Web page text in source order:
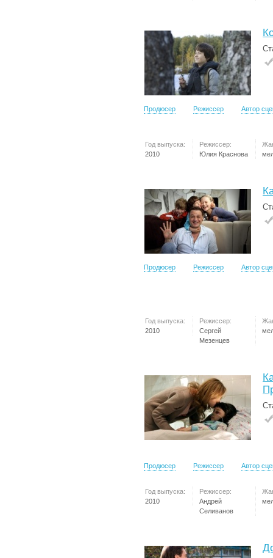
Продюсер Режиссер Автор
Год выпуска:
2010
Режиссер:
Юлия Краснова
Продюсер Режиссер Автор
Год выпуска:
2010
Режиссер:
Сергей
Мезенцев
Продюсер Режиссер Автор
Год выпуска:
2010
Режиссер:
Андрей
Селиванов